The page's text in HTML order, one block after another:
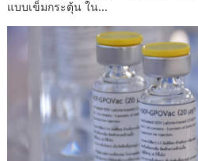
แบบเข็มกระตุ้น ใน...